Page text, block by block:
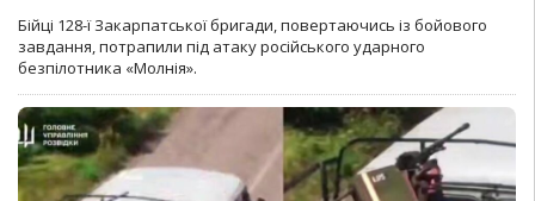
Бійці 128-ї Закарпатської бригади, повертаючись із бойового
завдання, потрапили під атаку російського ударного
безпілотника «Молнія».